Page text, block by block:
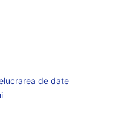
de date